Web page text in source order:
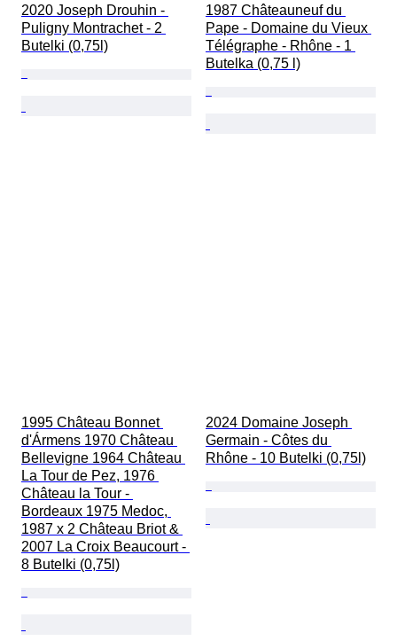
2020 Joseph Drouhin -
Puligny Montrachet - 2
Butelki (0,75l)
1987 Châteauneuf du
Pape - Domaine du Vieux
Télégraphe - Rhône - 1
Butelka (0,75 l)
1995 Château Bonnet
d'Ármens 1970 Château
Bellevigne 1964 Château
La Tour de Pez, 1976
Château la Tour -
Bordeaux 1975 Medoc,
1987 x 2 Château Briot &
2007 La Croix Beaucourt -
8 Butelki (0,75l)
2024 Domaine Joseph
Germain - Côtes du
Rhône - 10 Butelki (0,75l)